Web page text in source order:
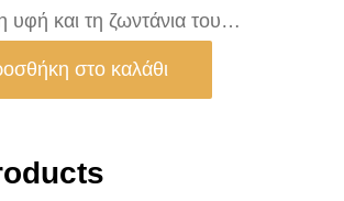
υφή και τη ζωντάνια του…
στο καλάθι